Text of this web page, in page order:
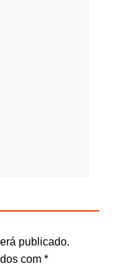
publicado.
com *